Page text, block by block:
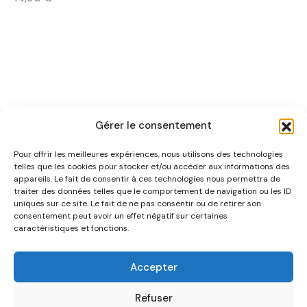
Gérer le consentement
Pour offrir les meilleures expériences, nous utilisons des technologies
telles que les cookies pour stocker et/ou accéder aux informations des
appareils. Le fait de consentir à ces technologies nous permettra de
traiter des données telles que le comportement de navigation ou les ID
uniques sur ce site. Le fait de ne pas consentir ou de retirer son
consentement peut avoir un effet négatif sur certaines
caractéristiques et fonctions.
Accepter
Refuser
NOUS CONNAÎTRE